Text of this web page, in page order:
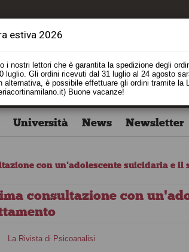
Università News Newsletter
con un'adolescente suicidaria e il
consultazione con
La Rivista di Psicoanalisi
estiva 2026
i nostri lettori che è garantita la spedizione degli
luglio. Gli ordini ricevuti dal 31 luglio al 24 agosto
alternativa, è possibile effettuare gli ordini tramite la
Buone vacanze!